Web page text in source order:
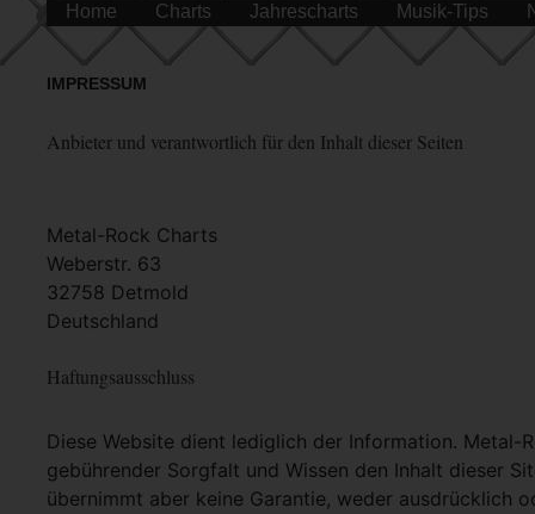
Home Charts Jahrescharts Musik-Tips
IMPRESSUM
Anbieter und verantwortlich für den Inhalt dieser Seiten
Metal-Rock Charts
Weberstr. 63
32758 Detmold
Deutschland
Haftungsausschluss
Diese Website dient lediglich der Information. Metal-
gebührender Sorgfalt und Wissen den Inhalt dieser
übernimmt aber keine Garantie, weder ausdrücklich